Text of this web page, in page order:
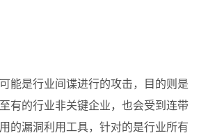
能是行业间谍进行的攻击，目的则是
有的行业非关键企业，也会受到连带
的漏洞利用工具，针对的是行业所有